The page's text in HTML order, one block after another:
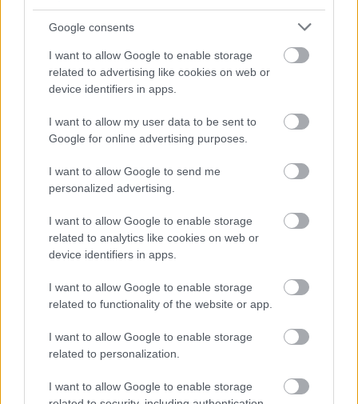
Google consents
I want to allow Google to enable storage
related to advertising like cookies on web or
device identifiers in apps.
I want to allow my user data to be sent to
Google for online advertising purposes.
I want to allow Google to send me
personalized advertising.
I want to allow Google to enable storage
related to analytics like cookies on web or
device identifiers in apps.
I want to allow Google to enable storage
related to functionality of the website or app.
I want to allow Google to enable storage
related to personalization.
I want to allow Google to enable storage
A munkálatokat a Zöld Küldetés Egyesület
szervezte, a növények beszerzését Király József
önkormányzati képviselő (egyben a Városszépítő
Egyesület elnöke) támogatta képviselői
keretéből 300 ezer forinttal, a Hegede Kertészet
pedig 300 növényt ajánlott fel, így összesen
600-at tudtak a résztvevők elültetni, elsősorban
pótlás gyanánt, ugyanis a sózás és túlzott
mulcsolás miatt sok növény kipusztult a 2020
őszi ültetés óta.
Mint arról annak idején beszámoltunk, a
2020-ban ugyancsak a civilek, a 10 millió fa helyi
ne legyen minden letérkövezve, és történjen